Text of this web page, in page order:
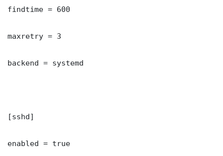
findtime = 600
maxretry = 3
backend = systemd
[sshd]
enabled = true